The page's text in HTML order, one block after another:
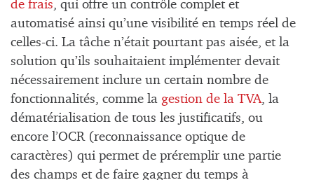
de frais, qui offre un contrôle complet et
automatisé ainsi qu’une visibilité en temps réel de
celles-ci. La tâche n’était pourtant pas aisée, et la
solution qu’ils souhaitaient implémenter devait
nécessairement inclure un certain nombre de
fonctionnalités, comme la gestion de la TVA, la
dématérialisation de tous les justificatifs, ou
encore l’OCR (reconnaissance optique de
caractères) qui permet de préremplir une partie
des champs et de faire gagner du temps à